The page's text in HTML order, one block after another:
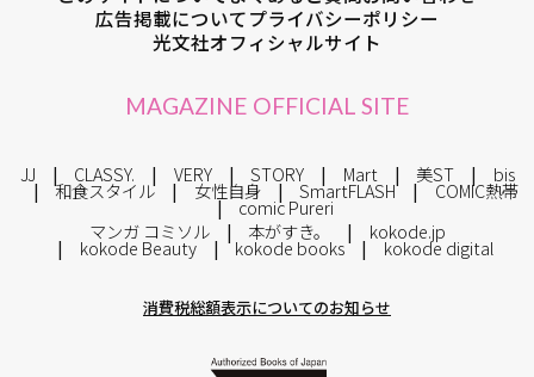
広告掲載についてプライバシーポリシー
光文社オフィシャルサイト
MAGAZINE OFFICIAL SITE
JJ CLASSY. VERY STORY Mart 美ST bis
和食スタイル 女性自身 SmartFLASH COMIC熱帯
comic Pureri
マンガ コミソル
本がすき。 kokode.jp
kokode Beauty kokode books kokode digital
消費税総額表示についてのお知らせ